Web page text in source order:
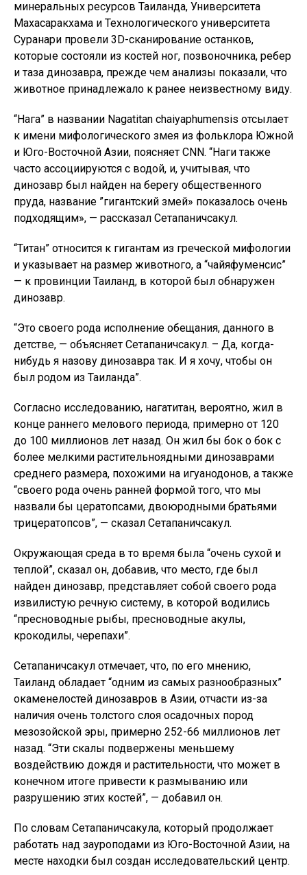
минеральных ресурсов Таиланда, Университета
Махасаракхама и Технологического университета
Суранари провели 3D-сканирование останков,
которые состояли из костей ног, позвоночника, ребер
и таза динозавра, прежде чем анализы показали, что
животное принадлежало к ранее неизвестному виду.
“Нага” в названии Nagatitan chaiyaphumensis отсылает
к имени мифологического змея из фольклора Южной
и Юго-Восточной Азии, поясняет CNN. “Наги также
часто ассоциируются с водой, и, учитывая, что
динозавр был найден на берегу общественного
пруда, название ”гигантский змей» показалось очень
подходящим», — рассказал Сетапаничсакул.
“Титан” относится к гигантам из греческой мифологии
и указывает на размер животного, а “чайяфуменсис”
— к провинции Таиланд, в которой был обнаружен
динозавр.
“Это своего рода исполнение обещания, данного в
детстве, — объясняет Сетапаничсакул. – Да, когда-
нибудь я назову динозавра так. И я хочу, чтобы он
был родом из Таиланда”.
Согласно исследованию, нагатитан, вероятно, жил в
конце раннего мелового периода, примерно от 120
до 100 миллионов лет назад. Он жил бы бок о бок с
более мелкими растительноядными динозаврами
среднего размера, похожими на игуанодонов, а также
“своего рода очень ранней формой того, что мы
назвали бы цератопсами, двоюродными братьями
трицератопсов”, — сказал Сетапаничсакул.
Окружающая среда в то время была “очень сухой и
теплой”, сказал он, добавив, что место, где был
найден динозавр, представляет собой своего рода
извилистую речную систему, в которой водились
“пресноводные рыбы, пресноводные акулы,
крокодилы, черепахи”.
Сетапаничсакул отмечает, что, по его мнению,
Таиланд обладает “одним из самых разнообразных”
окаменелостей динозавров в Азии, отчасти из-за
наличия очень толстого слоя осадочных пород
мезозойской эры, примерно 252-66 миллионов лет
назад. “Эти скалы подвержены меньшему
воздействию дождя и растительности, что может в
конечном итоге привести к размыванию или
разрушению этих костей”, — добавил он.
По словам Сетапаничсакула, который продолжает
работать над зауроподами из Юго-Восточной Азии, на
месте находки был создан исследовательский центр.